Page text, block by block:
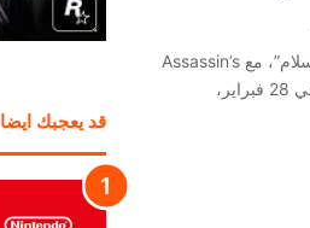
يبدأ معرض بغداد: “إعادة اكتشاف مدينة السلام”، مع Assassin’s
Creed Mirage” في معهد العالم العربي في 28 فبراير،
قد يعجبك ايضا